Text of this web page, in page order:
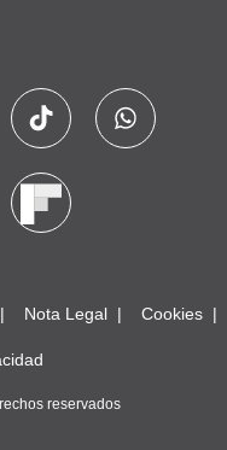
Nota Legal Cookies
reservados